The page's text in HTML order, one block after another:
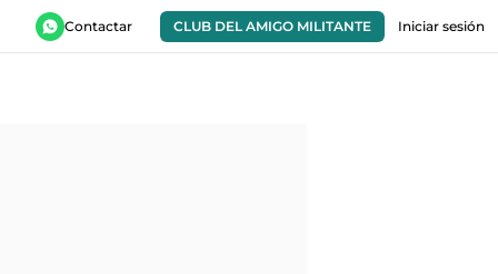
Contactar CLUB DEL AMIGO MILITANTE Iniciar sesión